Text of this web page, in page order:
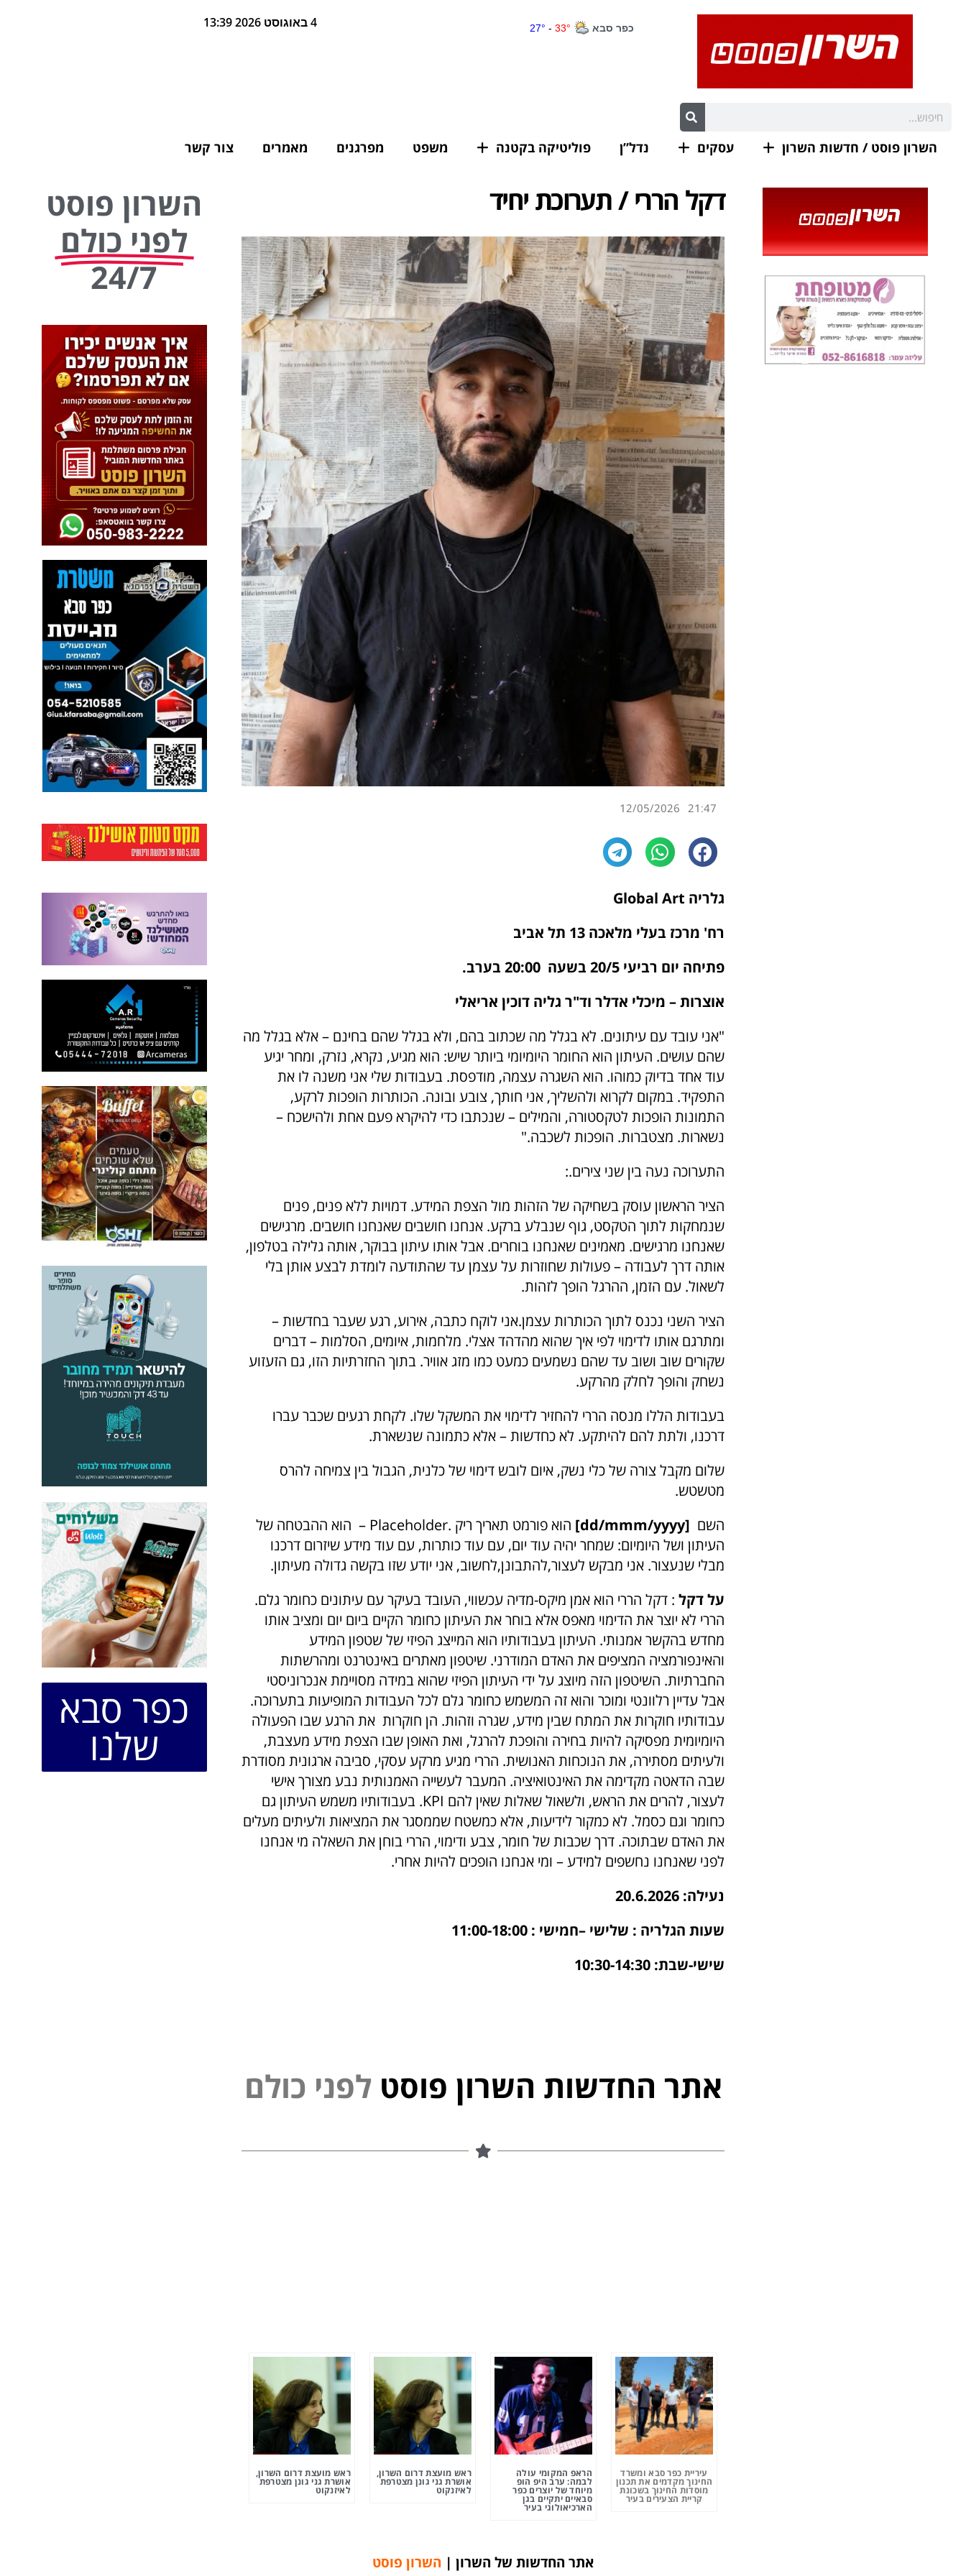
4 באוגוסט 2026 13:39
השרון פוסט / חדשות השרון עסקים נדל”ן פוליטיקה בקטנה משפט מפרגנים מאמרים צור קשר
דקל הררי / תערוכת יחיד
21:47
12/05/2026
גלריה Global Art
רח' מרכז בעלי מלאכה 13 תל אביב
פתיחה יום רביעי 20/5 בשעה 20:00 בערב.
אוצרות – מיכלי אדלר וד"ר גליה דוכין אריאלי
"אני עובד עם עיתונים. לא בגלל מה שכתוב בהם, ולא בגלל שהם בחינם – אלא בגלל מה
שהם עושים. העיתון הוא החומר היומיומי ביותר שיש: הוא מגיע, נקרא, נזרק, ומחר יגיע
עוד אחד בדיוק כמוהו. הוא השגרה עצמה, מודפסת. בעבודות שלי אני משנה לו את
התפקיד. במקום לקרוא ולהשליך, אני חותך, צובע ובונה. הכותרות הופכות לרקע,
התמונות הופכות לטקסטורה, והמילים – שנכתבו כדי להיקרא פעם אחת ולהישכח –
נשארות. מצטברות. הופכות לשכבה."
התערוכה נעה בין שני צירים.:
הציר הראשון עוסק בשחיקה של הזהות מול הצפת המידע. דמויות ללא פנים, פנים
שנמחקות לתוך הטקסט, גוף שנבלע ברקע. אנחנו חושבים שאנחנו חושבים. מרגישים
שאנחנו מרגישים. מאמינים שאנחנו בוחרים. אבל אותו עיתון בבוקר, אותה גלילה בטלפון,
אותה דרך לעבודה – פעולות שחוזרות על עצמן עד שהתודעה לומדת לבצע אותן בלי
לשאול. עם הזמן, ההרגל הופך לזהות.
הציר השני נכנס לתוך הכותרות עצמן.אני לוקח כתבה, אירוע, רגע שעבר בחדשות –
ומתרגם אותו לדימוי לפי איך שהוא מהדהד אצלי. מלחמות, איומים, הסלמות – דברים
שקורים שוב ושוב עד שהם נשמעים כמעט כמו מזג אוויר. בתוך החזרתיות הזו, גם הזעזוע
נשחק והופך לחלק מהרקע.
בעבודות הללו מנסה הררי להחזיר לדימוי את המשקל שלו. לקחת רגעים שכבר עברו
דרכנו, ולתת להם להיתקע. לא כחדשות – אלא כתמונה שנשארת.
שלום מקבל צורה של כלי נשק, איום לובש דימוי של כלנית, הגבול בין צמיחה להרס
מטשטש.
השם [dd/mmm/yyyy]
הוא פורמט תאריך ריק .Placeholder – הוא ההבטחה של
העיתון ושל היומיום: שמחר יהיה עוד יום, עם עוד כותרות, עם עוד מידע שיזרום דרכנו
מבלי שנעצור. אני מבקש לעצור,להתבונן,לחשוב, אני יודע שזו בקשה גדולה מעיתון.
על דקל : דקל הררי הוא אמן מיקס-מדיה עכשווי, העובד בעיקר עם עיתונים כחומר גלם.
הררי לא יוצר את הדימוי מאפס אלא בוחר את העיתון כחומר הקיים ביום יום ומציב אותו
מחדש בהקשר אמנותי. העיתון בעבודותיו הוא המייצג הפיזי של שטפון המידע
והאינפורמציה המציפים את האדם המודרני. שיטפון מאתרים באינטרנט ומהרשתות
החברתיות. השיטפון הזה מיוצג על ידי העיתון הפיזי שהוא במידה מסויימת אנכרוניסטי
אבל עדיין רלוונטי ומוכר והוא זה המשמש כחומר גלם לכל העבודות המופיעות בתערוכה.
עבודותיו חוקרות את המתח שבין מידע, שגרה וזהות. הן חוקרות את הרגע שבו הפעולה
היומיומית מפסיקה להיות בחירה והופכת להרגל, ואת האופן שבו הצפת מידע מעצבת,
ולעיתים מסתירה, את הנוכחות האנושית. הררי מגיע מרקע עסקי, סביבה ארגונית מסודרת
שבה הדאטה מקדימה את האינטואיציה. המעבר לעשייה האמנותית נבע מצורך אישי
לעצור, להרים את הראש, ולשאול שאלות שאין להם KPI.
בעבודותיו משמש העיתון גם
כחומר וגם כסמל. לא כמקור לידיעות, אלא כמשטח שממסגר את המציאות ולעיתים מעלים
את האדם שבתוכה. דרך שכבות של חומר, צבע ודימוי, הררי בוחן את השאלה מי אנחנו
לפני שאנחנו נחשפים למידע – ומי אנחנו הופכים להיות אחרי.
נעילה: 20.6.2026
שעות הגלריה : שלישי –חמישי : 11:00-18:00
שישי-שבת: 10:30-14:30
אתר החדשות השרון פוסט כ לם
עיריית כפר סבא ומשרד
החינוך מקדמים את תכנון
מוסדות החינוך בשכונת
קריית הצעירים בעיר
הראפ המקומי עולה
לבמה: ערב היפ הופ
מיוחד של יוצרים כפר
סבאיים יתקיים בגן
הארכיאולוגי בעיר
ראש מועצת דרום השרון,
אושרת גני גונן מצטרפת
לאיזנקוט
ראש מועצת דרום השרון,
אושרת גני גונן מצטרפת
לאיזנקוט
השרון פוסט
לפני כולם
24/7
כפר סבא
שלנו
אתר החדשות של השרון | השרון פוסט